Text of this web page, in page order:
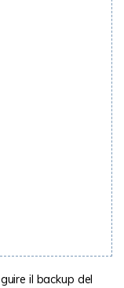
il backup del